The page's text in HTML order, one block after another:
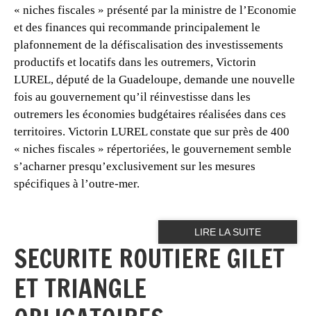
« niches fiscales » présenté par la ministre de l’Economie
et des finances qui recommande principalement le
plafonnement de la défiscalisation des investissements
productifs et locatifs dans les outremers, Victorin
LUREL, député de la Guadeloupe, demande une nouvelle
fois au gouvernement qu’il réinvestisse dans les
outremers les économies budgétaires réalisées dans ces
territoires. Victorin LUREL constate que sur près de 400
« niches fiscales » répertoriées, le gouvernement semble
s’acharner presqu’exclusivement sur les mesures
spécifiques à l’outre-mer.
LIRE LA SUITE
SECURITE ROUTIERE GILET
ET TRIANGLE